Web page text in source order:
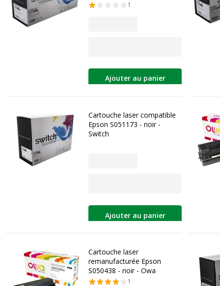
1
Ajouter au panier
Cartouche laser compatible
Epson S051173 - noir -
Switch
Ajouter au panier
Cartouche laser
remanufacturée Epson
S050438 - noir - Owa
1